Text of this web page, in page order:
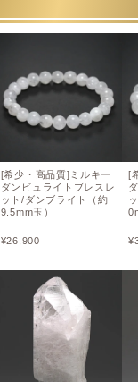
[希少・高品質]ミルキー
ダンビュライトブレスレ
ット/ダンブライト（約
9.5mm玉）
¥26,900
[
¥